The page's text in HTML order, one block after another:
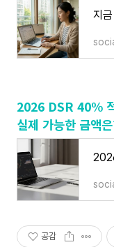
2026 DSR 40%
실제 가능한 금액
공감